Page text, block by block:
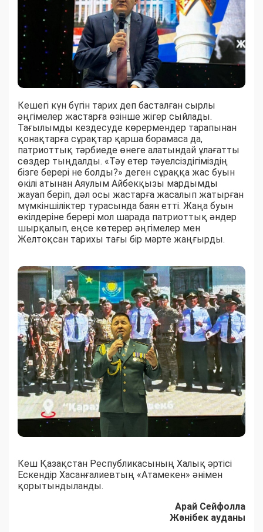
Кешегі күн бүгін тарих деп басталған сырлы
әңгімелер жастарға өзінше жігер сыйлады.
Тағылымды кездесуде көрермендер тарапынан
қонақтарға сұрақтар қарша борамаса да,
патриоттық тәрбиеде өнеге алатындай ұлағатты
сөздер тыңдалды. «Тәу етер тәуелсіздігіміздің
бізге берері не болды?» деген сұраққа жас буын
өкілі атынан Аяулым Айбекқызы мардымды
жауап беріп, дәл осы жастарға жасалып жатырған
мүмкіншіліктер турасында баян етті. Жаңа буын
өкілдеріне берері мол шарада патриоттық әндер
шырқалып, еңсе көтерер әңгімелер мен
Желтоқсан тарихы тағы бір мәрте жаңғырды.
Кеш Қазақстан Республикасының Халық әртісі
Ескендір Хасанғалиевтың «Атамекен» әнімен
қорытындыланды.
Арай Сейфолла
Жәнібек ауданы